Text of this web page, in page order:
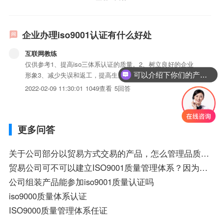
企业办理iso9001认证有什么好处
互联网教练
仅供参考1、提高iso三体系认证的质量。2、树立良好的企业
形象3、减少失误和返工，提高生产效益。4、提高企业过程管
理水平。5、国际贸易的通行政。6、提高员工素质7、持续改
2022-02-09 11:30:01 1049查看 5回答
更多问答
关于公司部分以贸易方式交易的产品，怎么管理品质，如何满足ISO9001的要求。
贸易公司可不可以建立ISO9001质量管理体系？因为没有生产管制部份，物料都是外购或外发的，所以不知贸易公司可否建立ISO9001；如果程序文件部份取消生产管制部份，是否可行？
公司组装产品能参加iso9001质量认证吗
iso9000质量体系认证
ISO9000质量管理体系任证
可以介绍下你们的产品么？